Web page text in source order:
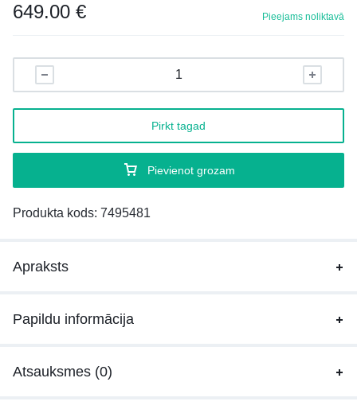
649.00 € Pieejams noliktavā
Pievienot grozam
Pirkt tagad
Produkta kods: 7495481
Apraksts
Papildu informācija
Atsauksmes (0)